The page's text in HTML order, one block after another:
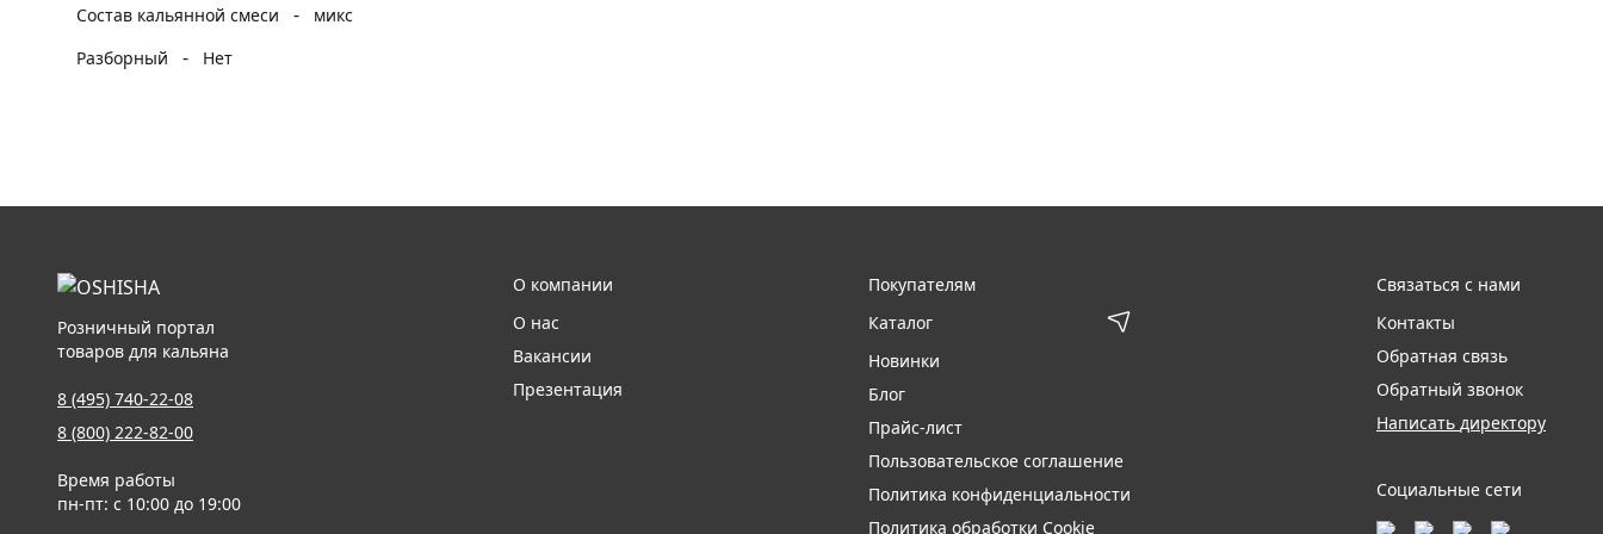
Состав кальянной смеси -
микс
Разборный
- Нет
Розничный портал
товаров для кальяна
8 (495) 740-22-08
8 (800) 222-82-00
Время работы
пн-пт: с 10:00 до 19:00
О компании
О нас
Вакансии
Презентация
Покупателям
Каталог
Новинки
Блог
Прайс-лист
Пользовательское соглашение
Политика конфиденциальности
Политика обработки Cookie
Связаться с нами
Контакты
Обратная связь
Обратный звонок
Написать директору
Социальные сети